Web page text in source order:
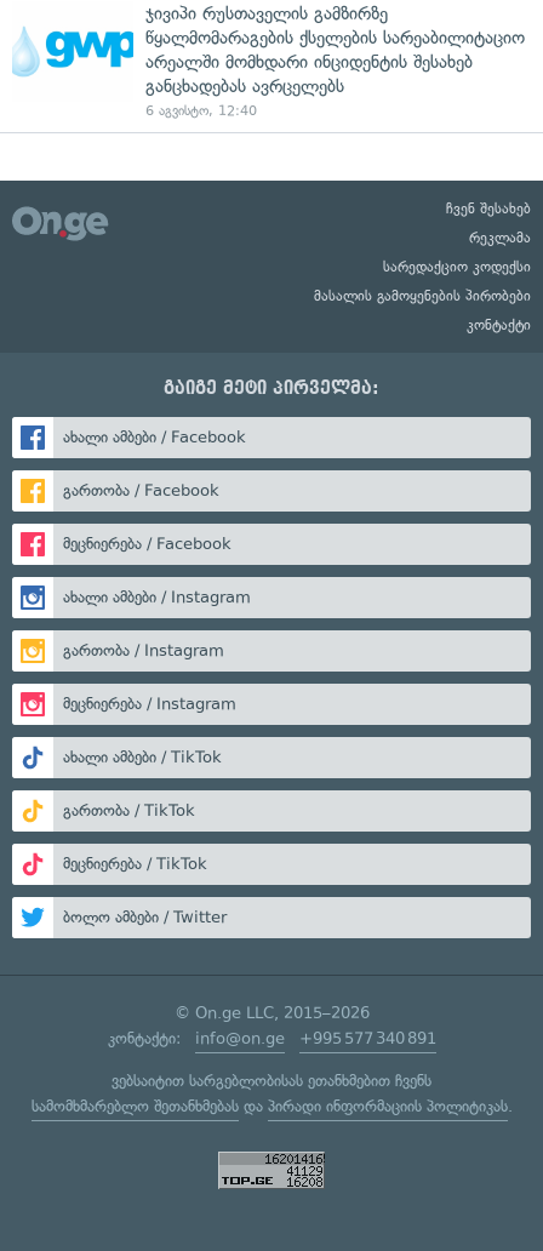
ჯივიპი რუსთაველის გამზირზე
წყალმომარაგების ქსელების სარეაბილიტაციო
არეალში მომხდარი ინციდენტის შესახებ
განცხადებას ავრცელებს
6 აგვისტო, 12:40
ჩვენ შესახებ
რეკლამა
სარედაქციო კოდექსი
მასალის გამოყენების პირობები
კონტაქტი
გაიგე მეტი პირველმა:
ახალი ამბები / Facebook
გართობა / Facebook
მეცნიერება / Facebook
ახალი ამბები / Instagram
გართობა / Instagram
მეცნიერება / Instagram
ახალი ამბები / TikTok
გართობა / TikTok
მეცნიერება / TikTok
ბოლო ამბები / Twitter
© On.ge LLC, 2015–2026
კონტაქტი: info@on.ge +995 577 340 891
ვებსაიტით სარგებლობისას ეთანხმებით ჩვენს
სამომხმარებლო შეთანხმებასდა პირადი ინფორმაციის პოლიტიკას.